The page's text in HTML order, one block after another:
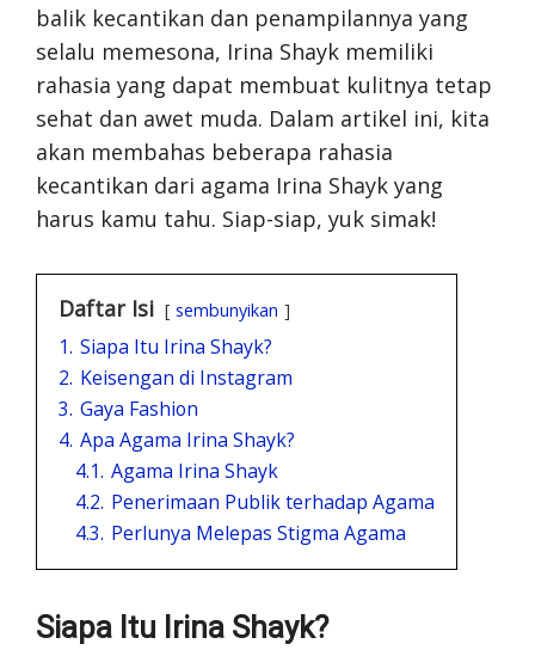
balik kecantikan dan penampilannya yang
selalu memesona, Irina Shayk memiliki
rahasia yang dapat membuat kulitnya tetap
sehat dan awet muda. Dalam artikel ini, kita
akan membahas beberapa rahasia
kecantikan dari agama Irina Shayk yang
harus kamu tahu. Siap-siap, yuk simak!
Daftar Isi sembunyikan
1. Siapa Itu Irina Shayk?
2. Keisengan di Instagram
3. Gaya Fashion
4. Apa Agama Irina Shayk?
4.1. Agama Irina Shayk
4.2. Penerimaan Publik terhadap Agama
4.3. Perlunya Melepas Stigma Agama
Siapa Itu Irina Shayk?